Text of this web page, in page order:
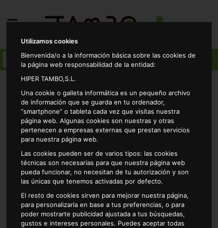
Utilizamos cookies
Bienvenida/o a la información básica sobre las cookies de
la página web responsabilidad de la entidad:
HIPER TAMBO,S.L.
Una cookie o galleta informática es un pequeño archivo
de información que se guarda en tu ordenador,
“smartphone” o tableta cada vez que visitas nuestra
página web. Algunas cookies son nuestras y otras
pertenecen a empresas externas que prestan servicios
para nuestra página web.
Las cookies pueden ser de varios tipos: las cookies
técnicas son necesarias para que nuestra página web
pueda funcionar, no necesitan de tu autorización y son
las únicas que tenemos activadas por defecto.
El resto de cookies sirven para mejorar nuestra página,
para personalizarla en base a tus preferencias, o para
poder mostrarte publicidad ajustada a tus búsquedas,
gustos e intereses personales. Puedes aceptar todas
SUPERMERCADO TAMBO
CALLE SALAMANCA
CADENA DE SUPERMERCADOS
TAMBO EN CÁCERES